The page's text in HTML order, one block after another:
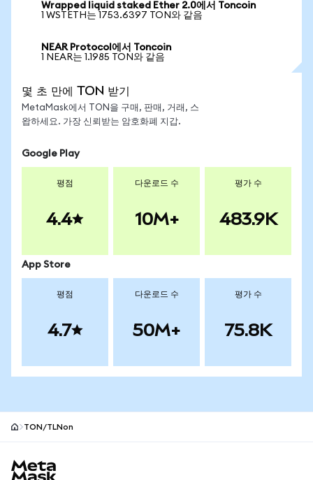
Wrapped liquid staked Ether 2.0에서 Toncoin
1 WSTETH는 1753.6397 TON와 같음
NEAR Protocol에서 Toncoin
1 NEAR는 1.1985 TON와 같음
몇 초 만에 TON 받기
MetaMask에서 TON을 구매, 판매, 거래, 스
왑하세요. 가장 신뢰받는 암호화폐 지갑.
Google Play
평점
4.4
다운로드 수
10M+
평가 수
483.9K
App Store
평점
4.7
다운로드 수
50M+
평가 수
75.8K
TON/TLNon